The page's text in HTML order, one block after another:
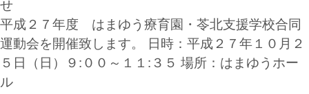
せ
平成２７年度 はまゆう療育園・苓北支援学校合同
運動会を開催致します。 日時：平成２７年１０月２
５日（日）９:００～１１:３５ 場所：はまゆうホー
ル